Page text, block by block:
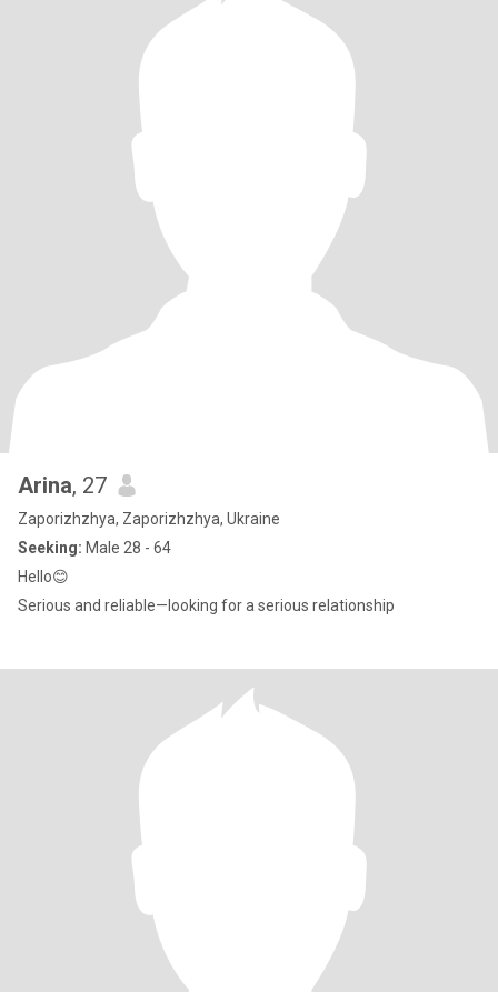
Arina, 27
Zaporizhzhya, Zaporizhzhya, Ukraine
Seeking: Male 28 - 64
Hello😊
Serious and reliable—looking for a serious relationship